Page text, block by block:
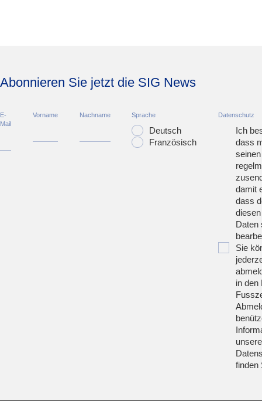
Abonnieren Sie jetzt die SIG News
E-
Mail
Vorname Nachname Sprache
Deutsch
Französisch
Datenschutz
Ich
dass
damit
dass
Daten
Sie
in den
finden